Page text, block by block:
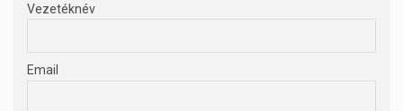
Vezetéknév
Email